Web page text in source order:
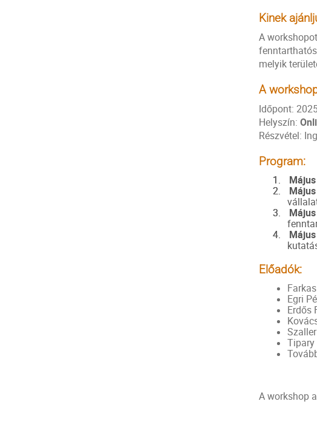
Kinek
A
melyik
A
Időpont:
Helyszín:
Részvétel:
Program:
1.
2.
3.
4.
Előadók:
Egri
Erdős
Tipary
A workshop